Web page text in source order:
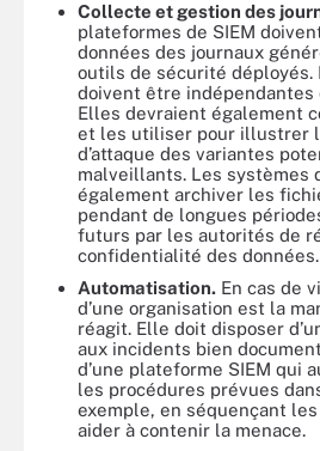
Collecte et gestion des
plateformes de SIEM
données des journaux
outils de sécurité déployés.
doivent être indépendantes
Elles devraient également
et les utiliser pour illustrer
d’attaque des variantes
malveillants. Les systèmes
également archiver les
pendant de longues
futurs par les autorités de
confidentialité des données.
Automatisation. En cas de
d’une organisation est la
réagit. Elle doit disposer
aux incidents bien
d’une plateforme SIEM qui
les procédures prévues
exemple, en séquençant
aider à contenir la menace.